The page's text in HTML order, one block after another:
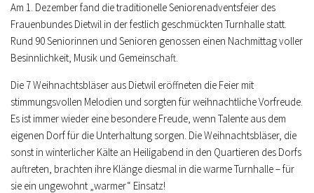
Am 1. Dezember fand die traditionelle Seniorenadventsfeier des
Frauenbundes Dietwil in der festlich geschmückten Turnhalle statt.
Rund 90 Seniorinnen und Senioren genossen einen Nachmittag voller
Besinnlichkeit, Musik und Gemeinschaft.
Die 7 Weihnachtsbläser aus Dietwil eröffneten die Feier mit
stimmungsvollen Melodien und sorgten für weihnachtliche Vorfreude.
Es ist immer wieder eine besondere Freude, wenn Talente aus dem
eigenen Dorf für die Unterhaltung sorgen. Die Weihnachtsbläser, die
sonst in winterlicher Kälte an Heiligabend in den Quartieren des Dorfs
auftreten, brachten ihre Klänge diesmal in die warme Turnhalle – für
sie ein ungewohnt „warmer“ Einsatz!